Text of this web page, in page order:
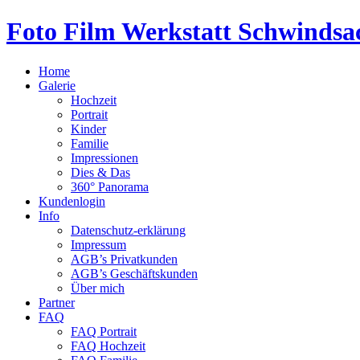
Foto Film Werkstatt
Home
Galerie
Hochzeit
Portrait
Kinder
Familie
Impressionen
Dies & Das
360° Panorama
Kundenlogin
Info
Datenschutz-erklärung
Impressum
AGB’s Privatkunden
AGB’s Geschäftskunden
Über mich
Partner
FAQ
FAQ Portrait
FAQ Hochzeit